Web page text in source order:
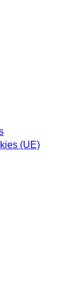
à notre newsletter
(UE)